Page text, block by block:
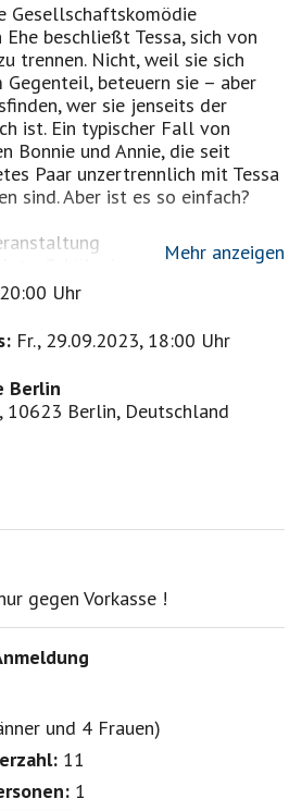
Gesellschaftskomödie
Ehe beschließt Tessa, sich von
trennen. Nicht, weil sie sich
Gegenteil, beteuern sie – aber
wer sie jenseits der
ist. Ein typischer Fall von
Bonnie und Annie, die seit
Paar unzertrennlich mit Tessa
sind. Aber ist es so einfach?
Schüler:innen, Student:innen,
ab 80 %, Zivildienst-
ALG I & ALGII-
BerlinPass-Inhaber:innen.
erhalten an der
an der Abendkasse
Karten
Schwerbehindertenplätze
an mich .+++
8
Kategorien
erfolgter Anmeldung in einer
auf die Pinnwand !!! ) euren
Ermäßigung !
Mehr anzeigen
Uhr
Fr., 29.09.2023, 18:00 Uhr
Berlin
10623 Berlin, Deutschland
gegen Vorkasse !
und 4 Frauen)
11
1